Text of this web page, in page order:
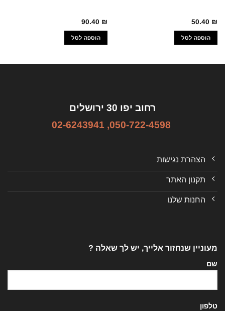
50.40 ₪
הוספה לסל
90.40 ₪
הוספה לסל
רחוב יפו 30 ירושלים
050-722-4598
,
02-6243941
הצהרת נגישות
תקנון האתר
החנות שלנו
מעוניין שנחזור אלייך, יש לך שאלה ?
שם
טלפון